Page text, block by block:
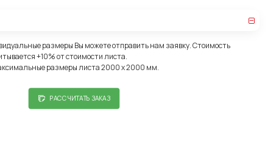
размеры Вы можете отправить нам заявку. Стоимость
+10% от стоимости листа.
размеры листа 2000 х 2000 мм.
РАССЧИТАТЬ ЗАКАЗ